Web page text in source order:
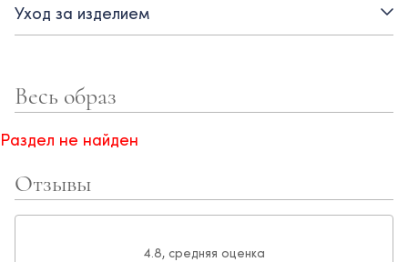
- регулируемый ремешок
- на застежке
Уход за изделием
Весь образ
Раздел не найден
Отзывы
4.8, средняя оценка